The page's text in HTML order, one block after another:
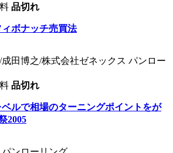
品切れ
ボナッチ売買法
田博之/株式会社ゼネックス パンロー
品切れ
ルで相場のターニングポイントをが
2005